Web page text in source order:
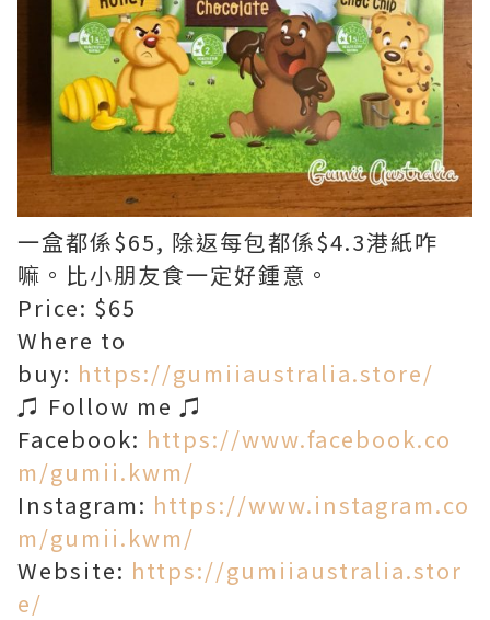
一盒都係$65, 除返每包都係$4.3港紙咋
嘛。比小朋友食一定好鍾意。
Price: $65
Where to
buy: https://gumiiaustralia.store/
♫ Follow me ♫
Facebook: https://www.facebook.co
m/gumii.kwm/
Instagram: https://www.instagram.co
m/gumii.kwm/
Website: https://gumiiaustralia.stor
e/